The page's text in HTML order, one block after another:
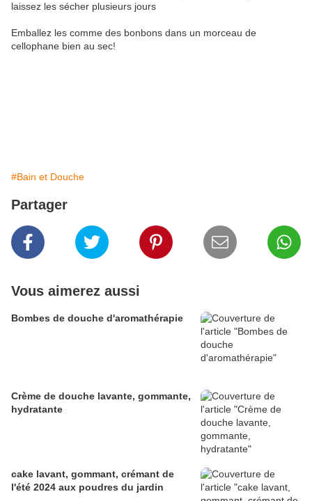
laissez les sécher plusieurs jours
Emballez les comme des bonbons dans un morceau de
cellophane bien au sec!
#Bain et Douche
Partager
Vous aimerez aussi
Bombes de douche d'aromathérapie
Crème de douche lavante, gommante,
hydratante
cake lavant, gommant, crémant de
l'été 2024 aux poudres du jardin